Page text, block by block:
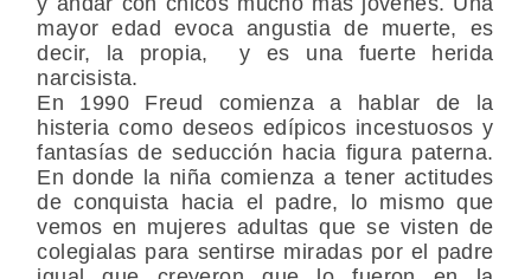
mayor edad evoca angustia de muerte, es
decir, la propia, y es una fuerte herida
narcisista.
En 1990 Freud comienza a hablar de la
histeria como deseos edípicos incestuosos y
fantasías de seducción hacia figura paterna.
En donde la niña comienza a tener actitudes
de conquista hacia el padre, lo mismo que
vemos en mujeres adultas que se visten de
colegialas para sentirse miradas por el padre